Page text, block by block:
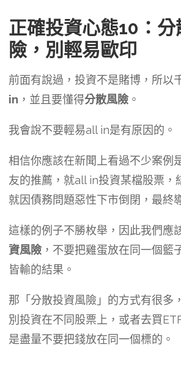
正確投資心態10：
險，別輕易歐印
前面有說過，投資不是賭博，所以
in ，並且要懂得分散風險。
我會說不要輕易all in是有原因的。
相信你應該在新聞上看過不少案例
友的推薦，就all in投資某檔股票，
就因債務問題惡性下市倒閉，最終
這樣的例子不勝枚舉，因此我們應
資風險，不要把雞蛋放在同一個籃
皆輸的結果。
那「分散投資風險」的方式有很多
別投資在不同股票上，或者去買
是盡量不要把錢放在同一個標的。